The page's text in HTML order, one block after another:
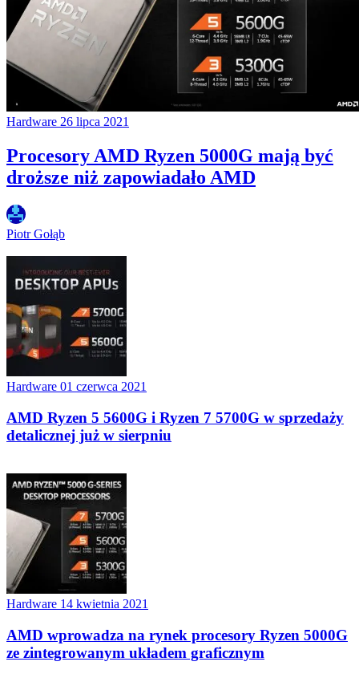
Hardware 26 lipca 2021
Procesory AMD Ryzen 5000G mają być
droższe niż zapowiadało AMD
Piotr Gołąb
Hardware 01 czerwca 2021
AMD Ryzen 5 5600G i Ryzen 7 5700G w sprzedaży
detalicznej już w sierpniu
Hardware 14 kwietnia 2021
AMD wprowadza na rynek procesory Ryzen 5000G
ze zintegrowanym układem graficznym